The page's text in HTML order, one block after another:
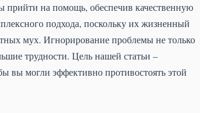
прийти на помощь, обеспечив качественную
подхода, поскольку их жизненный
мух. Игнорирование проблемы не только
трудности. Цель нашей статьи –
вы могли эффективно противостоять этой